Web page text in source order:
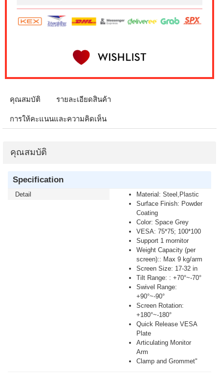
คุณสมบัติ รายละเอียดสินค้า
การให้คะแนนและความคิดเห็น
คุณสมบัติ
Specification
Detail
Material: Steel,Plastic
Surface Finish: Powder
Coating
Color: Space Grey
VESA: 75*75; 100*100
Support 1 mornitor
Weight Capacity (per
screen):: Max 9 kg/arm
Screen Size: 17-32 in
Tilt Range: : +70°~-70°
Swivel Range:
+90°~-90°
Screen Rotation:
+180°~-180°
Quick Release VESA
Plate
Articulating Monitor
Arm
Clamp and Grommet"